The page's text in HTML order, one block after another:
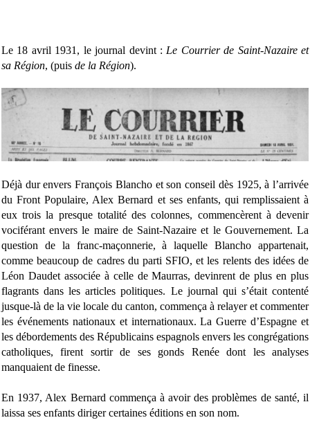
Le 18 avril 1931, le journal devint : Le Courrier de Saint-Nazaire et
sa Région, (puis de la Région).
Déjà dur envers François Blancho et son conseil dès 1925, à l’arrivée
du Front Populaire, Alex Bernard et ses enfants, qui remplissaient à
eux trois la presque totalité des colonnes, commencèrent à devenir
vociférant envers le maire de Saint-Nazaire et le Gouvernement. La
question de la franc-maçonnerie, à laquelle Blancho appartenait,
comme beaucoup de cadres du parti SFIO, et les relents des idées de
Léon Daudet associée à celle de Maurras, devinrent de plus en plus
flagrants dans les articles politiques. Le journal qui s’était contenté
jusque-là de la vie locale du canton, commença à relayer et commenter
les événements nationaux et internationaux. La Guerre d’Espagne et
les débordements des Républicains espagnols envers les congrégations
catholiques, firent sortir de ses gonds Renée dont les analyses
manquaient de finesse.
En 1937, Alex Bernard commença à avoir des problèmes de santé, il
laissa ses enfants diriger certaines éditions en son nom.